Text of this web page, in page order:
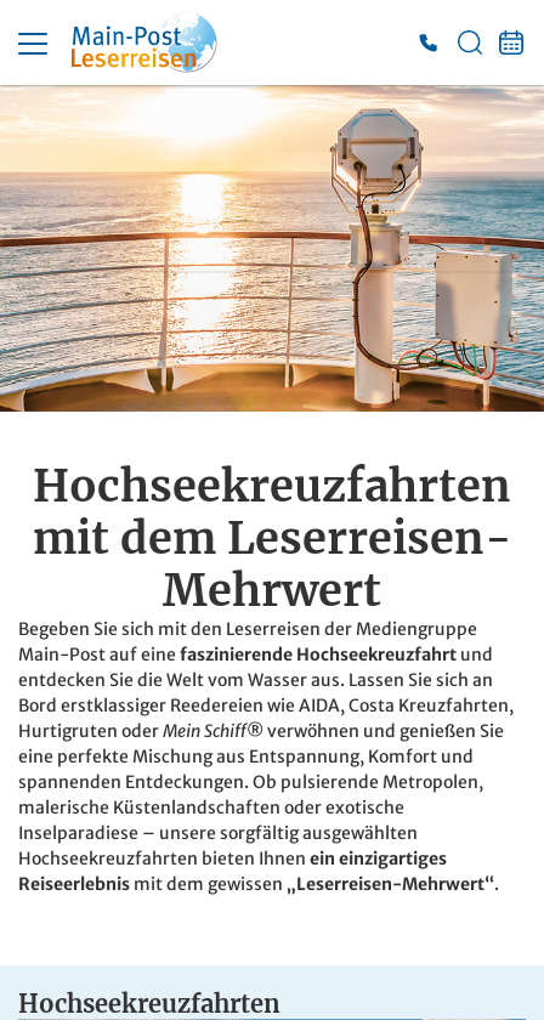
Hochseekreuzfahrten
mit dem Leserreisen-
Mehrwert
Begeben Sie sich mit den Leserreisen der Mediengruppe
Main-Post auf einefaszinierende Hochseekreuzfahrt und
entdecken Sie die Welt vom Wasser aus. Lassen Sie sich an
Bord erstklassiger Reedereien wie AIDA, Costa Kreuzfahrten,
Hurtigruten oderMein Schiff®verwöhnen und genießen Sie
eine perfekte Mischung aus Entspannung, Komfort und
spannenden Entdeckungen. Ob pulsierende Metropolen,
malerische Küstenlandschaften oder exotische
Inselparadiese – unsere sorgfältig ausgewählten
Hochseekreuzfahrten bieten Ihnen ein einzigartiges
Reiseerlebnis mit dem gewissen „Leserreisen-Mehrwert“.
Hochseekreuzfahrten